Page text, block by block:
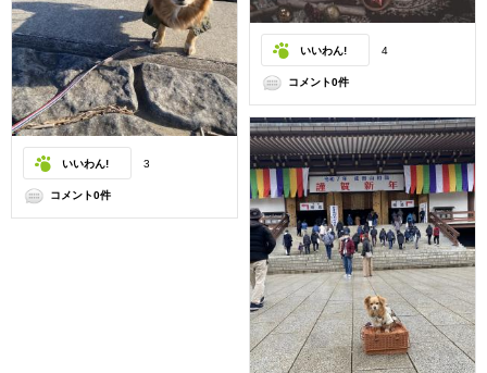
いいわん! 4
コメント0件
いいわん! 3
コメント0件